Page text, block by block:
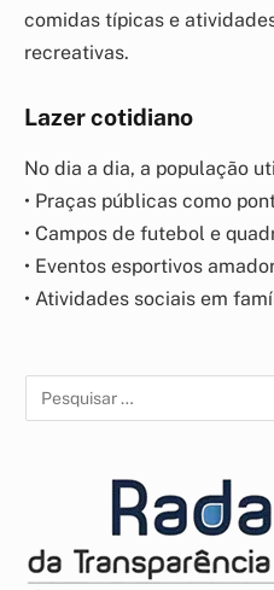
comidas típicas e
recreativas.
Lazer cotidiano
No dia a dia, a população
• Praças públicas como
• Campos de futebol e
• Eventos esportivos
• Atividades sociais em